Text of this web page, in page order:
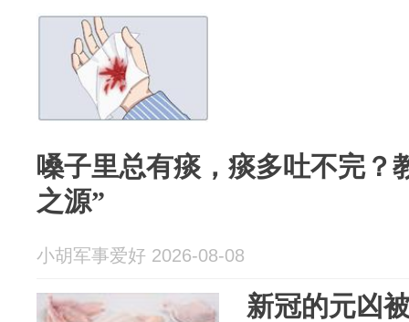
嗓子里总有痰，痰多吐不完？
之源”
小胡军事爱好 2026-08-08
新冠的元凶